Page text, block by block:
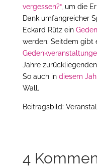
vergessen?“, um die
Dank umfangreicher
Eckard Rütz ein
werden. Seitdem gibt
Jahre
So auch in diesem
Wall.
Beitragsbild:
4